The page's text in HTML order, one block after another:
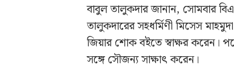
বাবুল তালুকদার জানান, সোমবার
তালুকদারের সহধর্মিণী মিসেস
জিয়ার শোক বইতে স্বাক্ষর করেন।
সঙ্গে সৌজন্য সাক্ষাৎ করেন।